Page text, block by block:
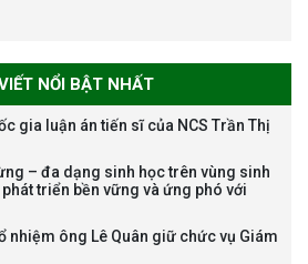
Nguyễn Thế Thông
NỔI BẬT NHẤT
gia luận án tiến sĩ của NCS Trần Thị
– đa dạng sinh học trên vùng sinh
triển bền vững và ứng phó với
nhiệm ông Lê Quân giữ chức vụ Giám